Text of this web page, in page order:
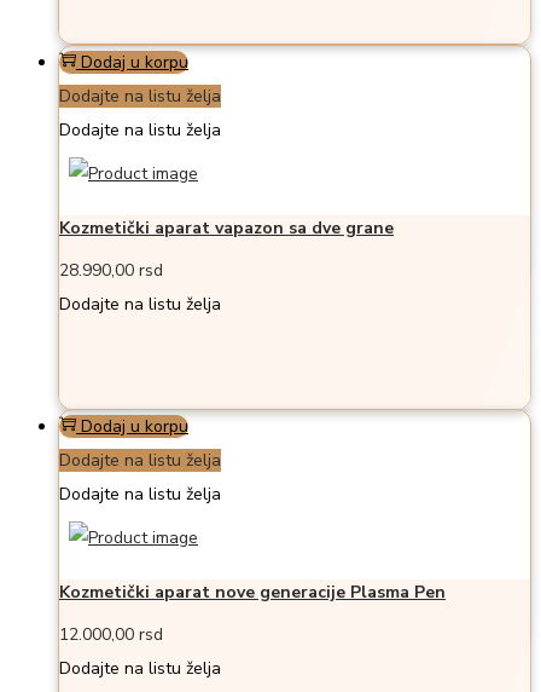
Dodaj u korpu
Dodajte na listu želja
Dodajte na listu želja
Kozmetički aparat vapazon sa dve grane
28.990,00 rsd
Dodajte na listu želja
Dodaj u korpu
Dodajte na listu želja
Dodajte na listu želja
Kozmetički aparat nove generacije Plasma Pen
12.000,00 rsd
Dodajte na listu želja